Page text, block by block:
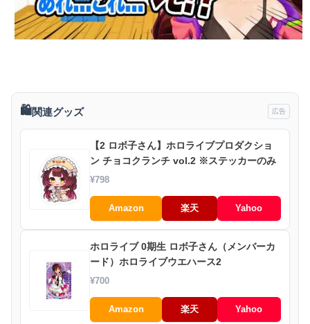
🛍️関連グッズ 広告
【2 ロボ子さん】ホロライブプロダクショ
ン チョコクランチ vol.2 ※ステッカーのみ
¥798
Amazon 楽天 Yahoo
ホロライブ 0期生 ロボ子さん（メンバーカ
ード）ホロライブウエハース2
¥700
Amazon 楽天 Yahoo